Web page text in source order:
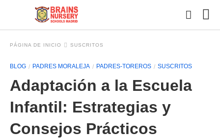
PÁGINA DE INICIO SUSCRITOS
BLOG PADRES MORALEJA PADRES-TOREROS SUSCRITOS
Adaptación a la Escuela
Infantil: Estrategias y
Consejos Prácticos